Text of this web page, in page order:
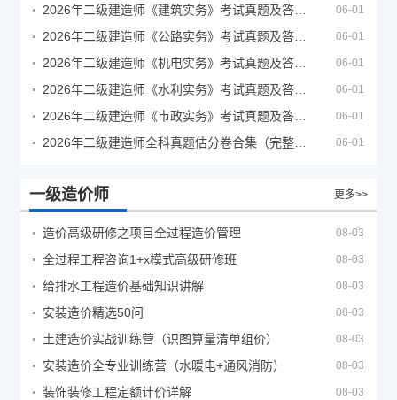
06-01
06-01
06-01
06-01
06-01
06-01
一级造价师 更多>>
造价高级研修之项目全过程造价管理 08-03
全过程工程咨询1+x模式高级研修班 08-03
给排水工程造价基础知识讲解 08-03
安装造价精选50问 08-03
土建造价实战训练营（识图算量清单组价） 08-03
安装造价全专业训练营（水暖电+通风消防） 08-03
装饰装修工程定额计价详解 08-03